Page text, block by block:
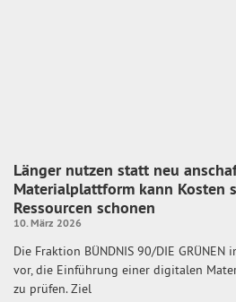
Länger nutzen statt neu
Materialplattform kann Kosten
Ressourcen schonen
10. März 2026
Die Fraktion BÜNDNIS 90/DIE
vor, die Einführung einer digitalen
zu prüfen. Ziel